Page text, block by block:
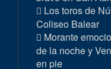
Los toros de
Coliseo Balear
Morante
de la noche y
en pie